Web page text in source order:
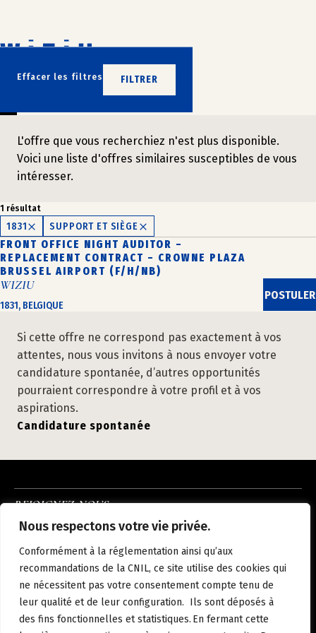
Nous respectons votre vie privée.
Conformément à la réglementation ainsi qu’aux
recommandations de la CNIL, ce site utilise des cookies qui
ne nécessitent pas votre consentement compte tenu de
leur qualité et de leur configuration. Ils sont déposés à
des fins fonctionnelles et statistiques. En fermant cette
contenu
Effacer les filtres FILTRER
N’ATTENDEZ PLUS
REJOIGNEZ-NOUS
L'offre que vous recherchiez n'est plus disponible.
Voici une liste d'offres similaires susceptibles de vous
intéresser.
1 résultat
1831 SUPPORT ET SIÈGE
FRONT OFFICE NIGHT AUDITOR –
REPLACEMENT CONTRACT – CROWNE PLAZA
BRUSSEL AIRPORT (F/H/NB)
WIZIU
1831, BELGIQUE
POSTULER
Si cette offre ne correspond pas exactement à vos
attentes, nous vous invitons à nous envoyer votre
candidature spontanée, d’autres opportunités
pourraient correspondre à votre profil et à vos
aspirations.
Candidature spontanée
REJOIGNEZ-NOUS
NOUS REJOINDRE
MENTIONS LÉGALESPOLITIQUE DE CONFIDENTIALITÉ